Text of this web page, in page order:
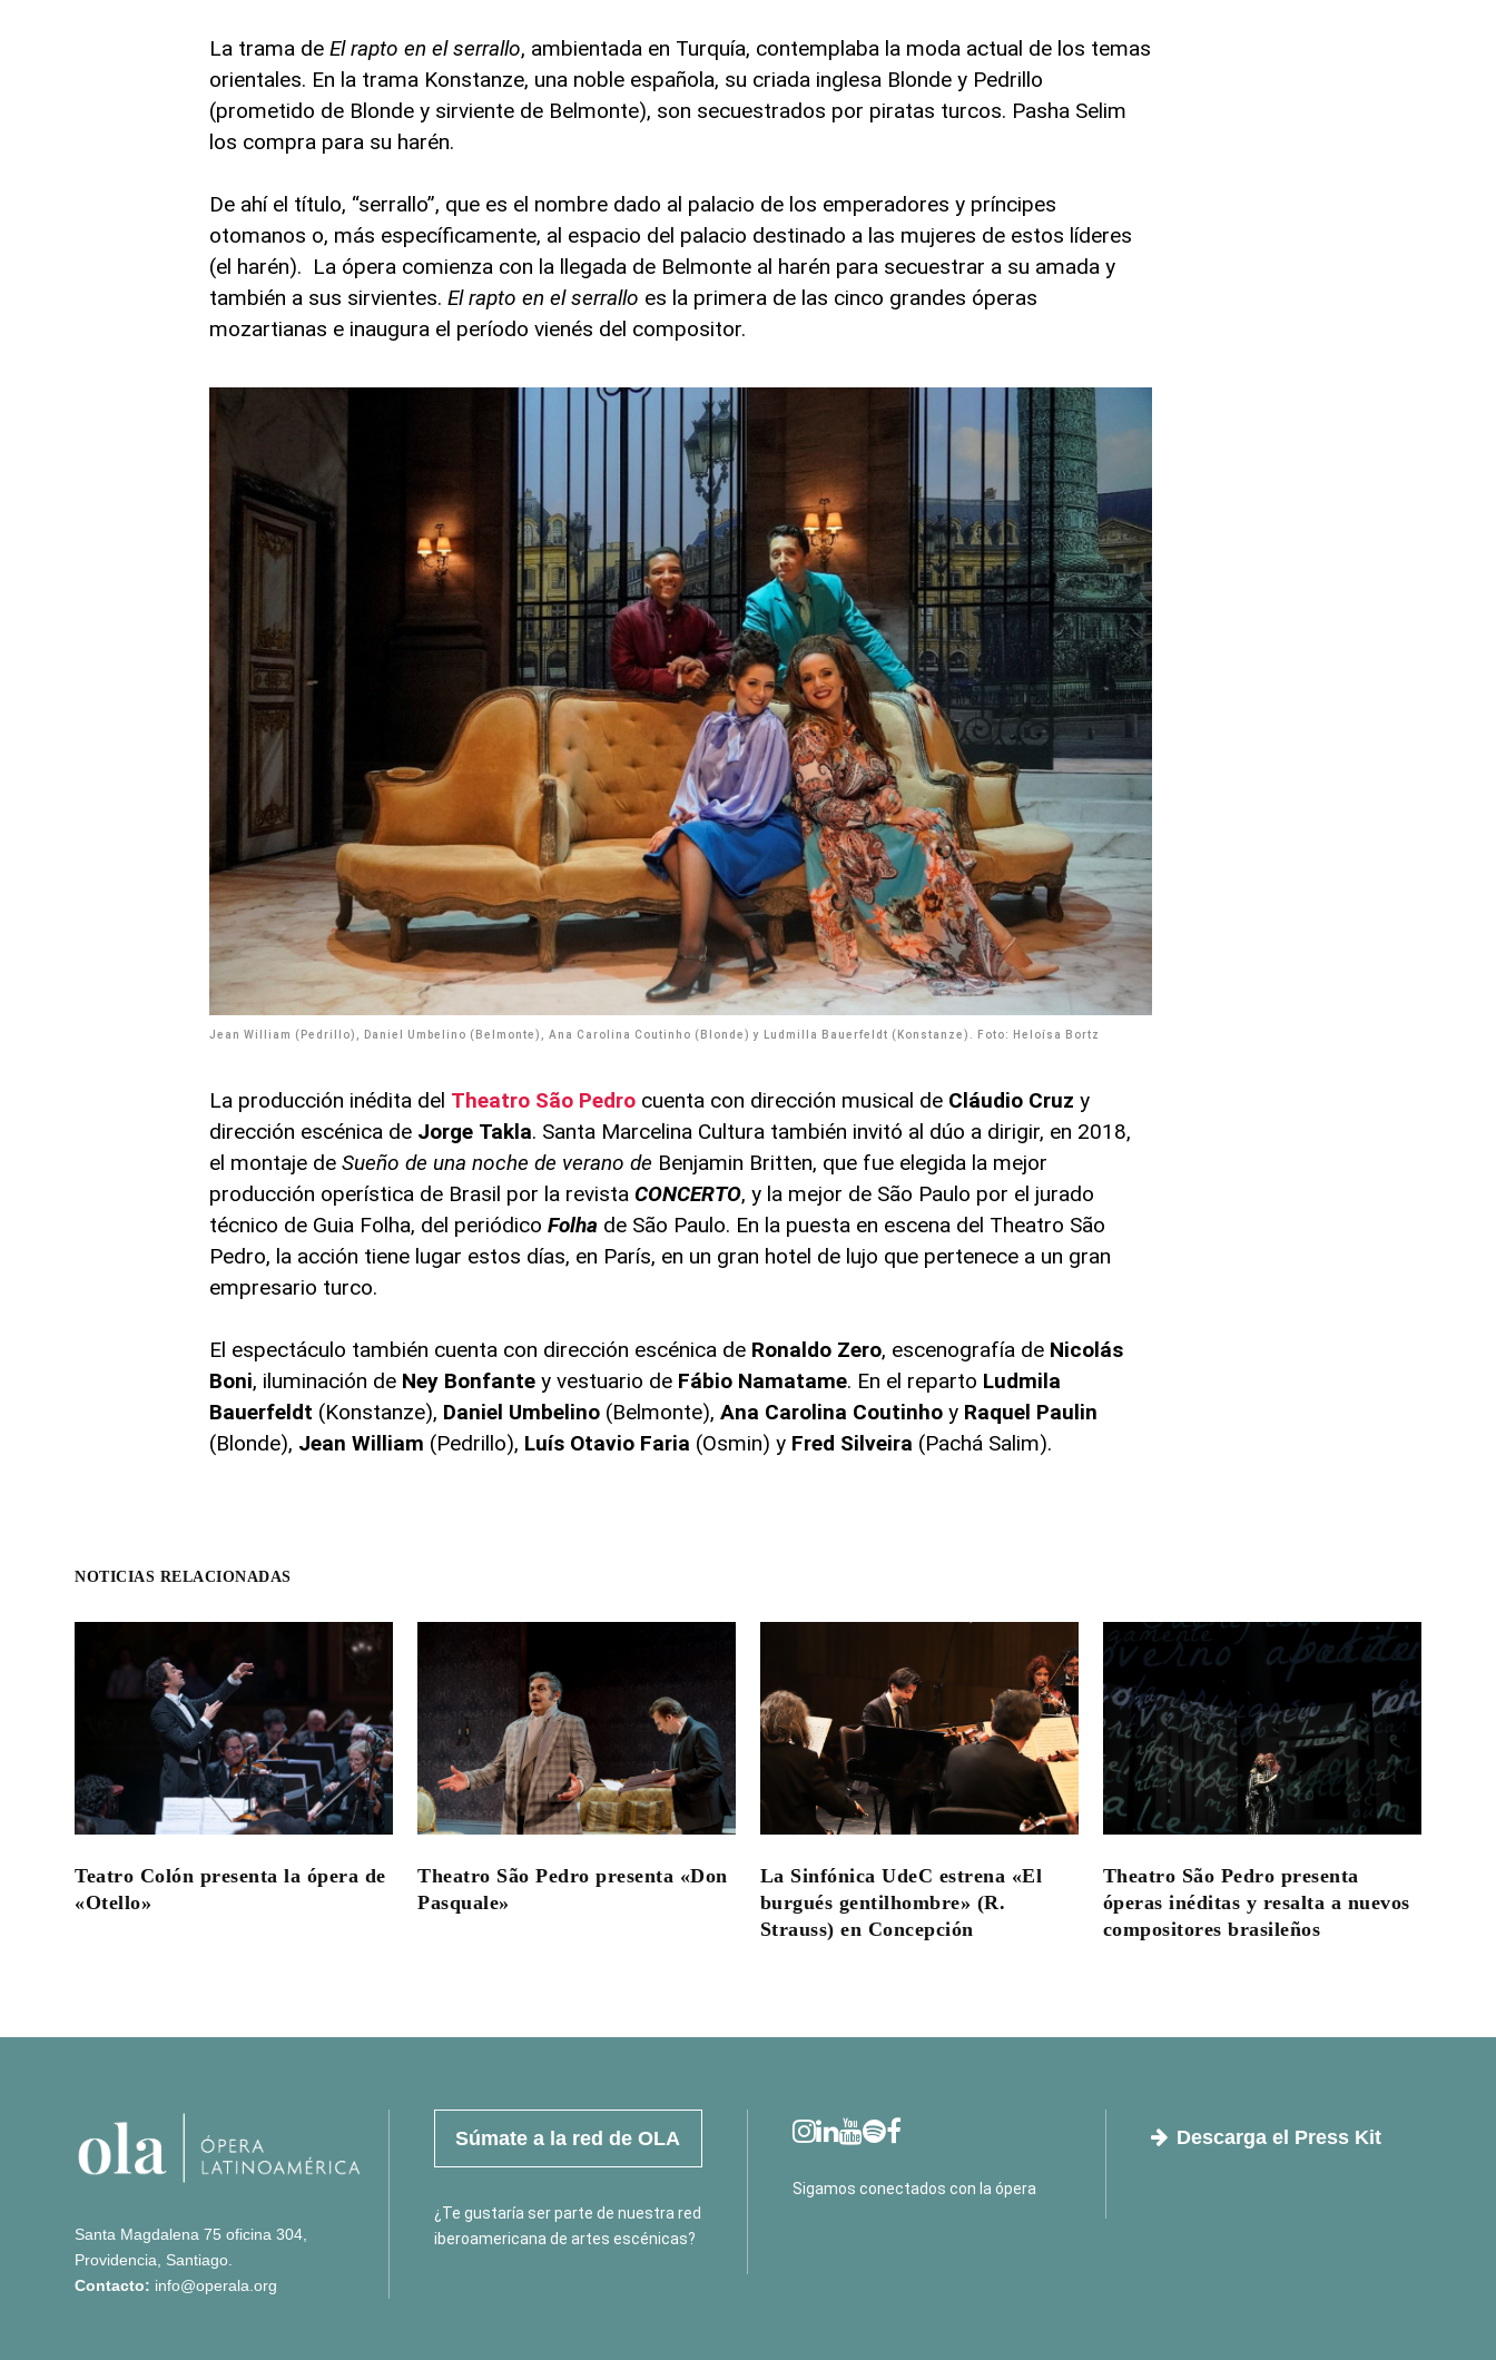
La trama deEl rapto en el serrallo, ambientada en Turquía, contemplaba la moda actual de los temas
orientales. En la trama Konstanze, una noble española, su criada inglesa Blonde y Pedrillo
(prometido de Blonde y sirviente de Belmonte), son secuestrados por piratas turcos. Pasha Selim
los compra para su harén.
De ahí el título, “serrallo”, que es el nombre dado al palacio de los emperadores y príncipes
otomanos o, más específicamente, al espacio del palacio destinado a las mujeres de estos líderes
(el harén). La ópera comienza con la llegada de Belmonte al harén para secuestrar a su amada y
también a sus sirvientes.El rapto en el serrallo es la primera de las cinco grandes óperas
mozartianas e inaugura el período vienés del compositor.
Jean William (Pedrillo), Daniel Umbelino (Belmonte), Ana Carolina Coutinho (Blonde) y Ludmilla Bauerfeldt (Konstanze). Foto: Heloísa Bortz
La producción inédita del Theatro São Pedro cuenta con dirección musical de Cláudio Cruz y
dirección escénica de Jorge Takla. Santa Marcelina Cultura también invitó al dúo a dirigir, en 2018,
el montaje deSueño de una noche de verano de Benjamin Britten, que fue elegida la mejor
producción operística de Brasil por la revistaCONCERTO, y la mejor de São Paulo por el jurado
técnico de Guia Folha, del periódicoFolha de São Paulo. En la puesta en escena del Theatro São
Pedro, la acción tiene lugar estos días, en París, en un gran hotel de lujo que pertenece a un gran
empresario turco.
El espectáculo también cuenta con dirección escénica de Ronaldo Zero, escenografía de Nicolás
Boni, iluminación de Ney Bonfante y vestuario de Fábio Namatame. En el reparto Ludmila
Bauerfeldt (Konstanze), Daniel Umbelino (Belmonte),Ana Carolina Coutinho y Raquel Paulin
(Blonde), Jean William (Pedrillo), Luís Otavio Faria (Osmin) y Fred Silveira (Pachá Salim).
NOTICIAS RELACIONADAS
Teatro Colón presenta la ópera de
«Otello»
Theatro São Pedro presenta «Don
Pasquale»
La Sinfónica UdeC estrena «El
burgués gentilhombre» (R.
Strauss) en Concepción
Theatro São Pedro presenta
óperas inéditas y resalta a nuevos
compositores brasileños
Santa Magdalena 75 oficina 304,
Providencia, Santiago.
Contacto: info@operala.org
Súmate a la red de OLA
¿Te gustaría ser parte de nuestra red
iberoamericana de artes escénicas?
Sigamos conectados con la ópera
Descarga el Press Kit